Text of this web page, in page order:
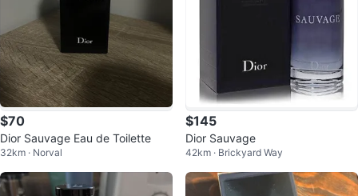
$70
Dior Sauvage Eau de Toilette
32km · Norval
$145
Dior Sauvage
42km · Brickyard Way